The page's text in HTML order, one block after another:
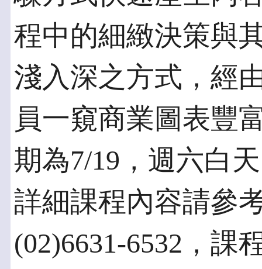
程中的細緻決策與
淺入深之方式，經
員一窺商業圖表豐
期為7/19，週六白
詳細課程內容請參
(02)6631-6532，課